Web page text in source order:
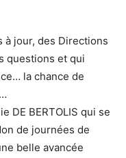
à jour, des Directions
questions et qui
la chance de
DE BERTOLIS qui se
de journées de
belle avancée